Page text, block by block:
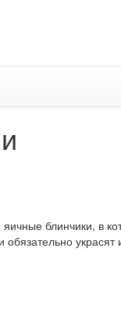
блинчики, в
украсят